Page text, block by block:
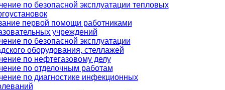
по безопасной эксплуатации тепловых
первой помощи работниками
учреждений
по безопасной эксплуатации
оборудования, стеллажей
по нефтегазовому делу
по отделочным работам
по диагностике инфекционных